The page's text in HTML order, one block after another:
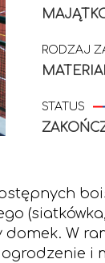
RODZAJ
STATUS
W